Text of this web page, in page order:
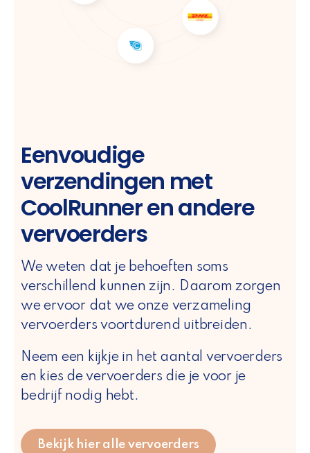
Eenvoudige
verzendingen met
CoolRunner en andere
vervoerders
We weten dat je behoeften soms
verschillend kunnen zijn. Daarom zorgen
we ervoor dat we onze verzameling
vervoerders voortdurend uitbreiden.
Neem een kijkje in het aantal vervoerders
en kies de vervoerders die je voor je
bedrijf nodig hebt.
Bekijk hier alle vervoerders